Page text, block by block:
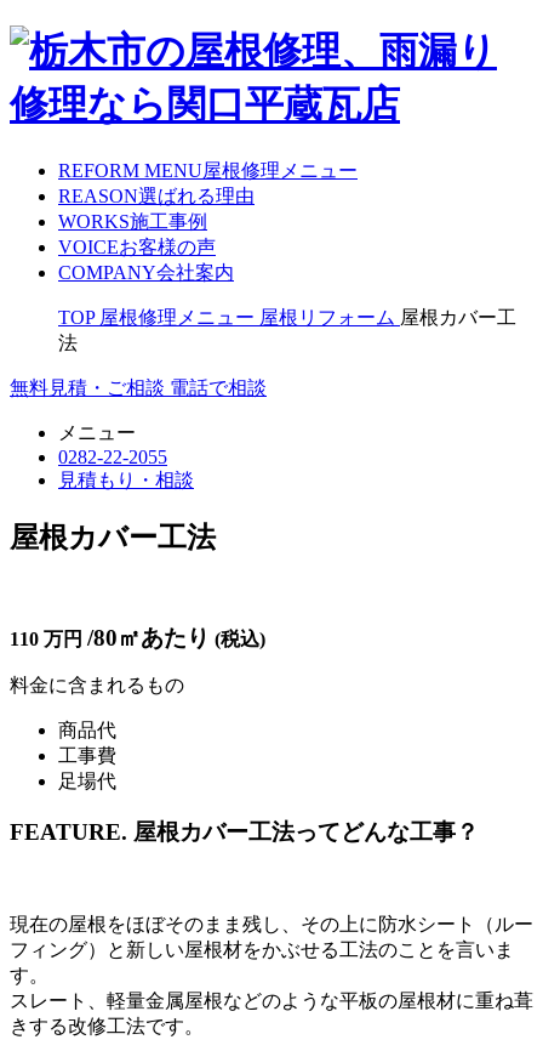
REFORM MENU屋根修理メニュー
REASON選ばれる理由
WORKS施工事例
VOICEお客様の声
COMPANY会社案内
TOP 屋根修理メニュー 屋根リフォーム 屋根カバー工
法
無料見積・ご相談 電話で相談
メニュー
0282-22-2055
見積もり・相談
屋根カバー工法
110 万円 /80㎡あたり (税込)
料金に含まれるもの
商品代
工事費
足場代
FEATURE. 屋根カバー工法ってどんな工事？
現在の屋根をほぼそのまま残し、その上に防水シート（ルー
フィング）と新しい屋根材をかぶせる工法のことを言いま
す。
スレート、軽量金属屋根などのような平板の屋根材に重ね葺
きする改修工法です。